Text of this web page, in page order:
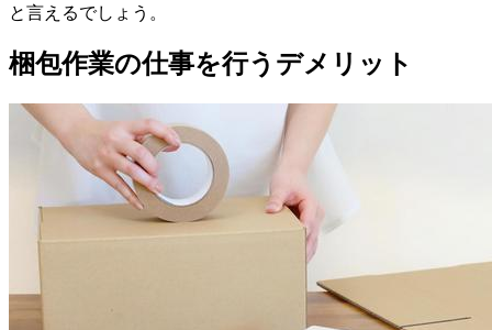
と言えるでしょう。
梱包作業の仕事を行うデメリット